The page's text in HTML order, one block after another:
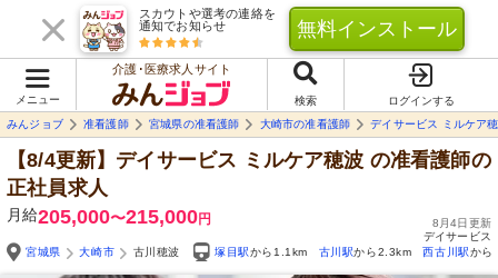
スカウトや選考の連絡を
通知でお知らせ
無料インストール
メニュー
介護･医療求人サイト
検索
ログインする
みんジョブ
准看護師 宮城県の准看護師 大崎市の准看護師 デイサービス ミルケア
【8/4更新】デイサービス ミルケア穂波 の准看護師の
正社員求人
月給205,000〜215,000円
8月4日更新
デイサービス
宮城県
大崎市 古川穂波 塚目駅から1.1km 古川駅から2.3km 西古川駅から